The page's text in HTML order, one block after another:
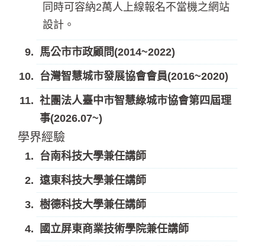
同時可容納2萬人上線報名不當機之網站
設計。
馬公市市政顧問(2014~2022)
台灣智慧城市發展協會會員(2016~2020)
社團法人臺中市智慧綠城市協會第四屆理
事(2026.07~)
學界經驗
台南科技大學兼任講師
遠東科技大學兼任講師
樹德科技大學兼任講師
國立屏東商業技術學院兼任講師